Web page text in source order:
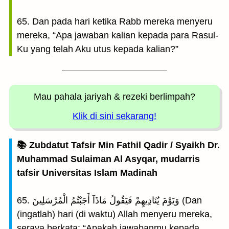
65. Dan pada hari ketika Rabb mereka menyeru
mereka, “Apa jawaban kalian kepada para Rasul-
Ku yang telah Aku utus kepada kalian?”
Mau pahala jariyah & rezeki berlimpah?
Klik di sini sekarang!
📚 Zubdatut Tafsir Min Fathil Qadir / Syaikh Dr.
Muhammad Sulaiman Al Asyqar, mudarris
tafsir Universitas Islam Madinah
65. وَيَوْمَ يُنَادِيهِمْ فَيَقُولُ مَاذَآ أَجَبْتُمُ الْمُرْسَلِينَ (Dan
(ingatlah) hari (di waktu) Allah menyeru mereka,